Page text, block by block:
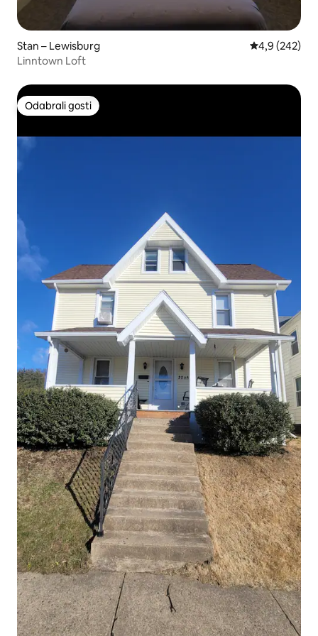
Stan – Lewisburg Prosječna
4,9 (242)
Linntown Loft
Odabrali gosti
Odabrali gosti